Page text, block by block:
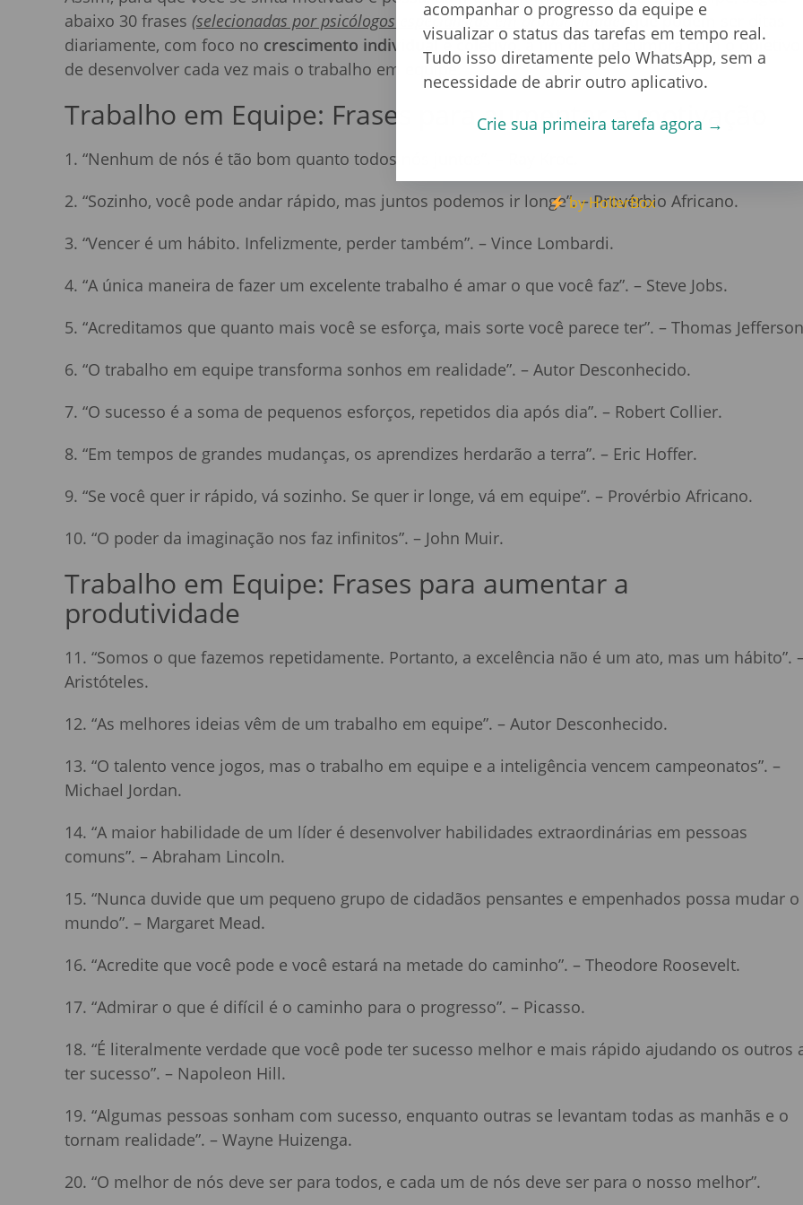
abaixo 30 frases (selecionadas por psicólogos especialistas em produtividade)que podem ser ditas
diariamente, com foco no crescimento individual e coletivo, a fim de que cumpra com o objetivo
de desenvolver cada vez mais o trabalho em equipe.
Trabalho em Equipe: Frases para aumentar a motivação
1. “Nenhum de nós é tão bom quanto todos nós juntos”. – Ray Kroc.
2. “Sozinho, você pode andar rápido, mas juntos podemos ir longe”. – Provérbio Africano.
3. “Vencer é um hábito. Infelizmente, perder também”. – Vince Lombardi.
4. “A única maneira de fazer um excelente trabalho é amar o que você faz”. – Steve Jobs.
5. “Acreditamos que quanto mais você se esforça, mais sorte você parece ter”. – Thomas
6. “O trabalho em equipe transforma sonhos em realidade”. – Autor Desconhecido.
7. “O sucesso é a soma de pequenos esforços, repetidos dia após dia”. – Robert Collier.
8. “Em tempos de grandes mudanças, os aprendizes herdarão a terra”. – Eric Hoffer.
9. “Se você quer ir rápido, vá sozinho. Se quer ir longe, vá em equipe”. – Provérbio Africano.
10. “O poder da imaginação nos faz infinitos”. – John Muir.
Trabalho em Equipe: Frases para aumentar a
produtividade
11. “Somos o que fazemos repetidamente. Portanto, a excelência não é um ato, mas um hábito”.
Aristóteles.
12. “As melhores ideias vêm de um trabalho em equipe”. – Autor Desconhecido.
13. “O talento vence jogos, mas o trabalho em equipe e a inteligência vencem campeonatos”. –
Michael Jordan.
14. “A maior habilidade de um líder é desenvolver habilidades extraordinárias em pessoas
comuns”. – Abraham Lincoln.
15. “Nunca duvide que um pequeno grupo de cidadãos pensantes e empenhados possa mudar o
mundo”. – Margaret Mead.
16. “Acredite que você pode e você estará na metade do caminho”. – Theodore Roosevelt.
17. “Admirar o que é difícil é o caminho para o progresso”. – Picasso.
18. “É literalmente verdade que você pode ter sucesso melhor e mais rápido ajudando os outros
ter sucesso”. – Napoleon Hill.
19. “Algumas pessoas sonham com sucesso, enquanto outras se levantam todas as manhãs e o
tornam realidade”. – Wayne Huizenga.
20. “O melhor de nós deve ser para todos, e cada um de nós deve ser para o nosso melhor”.
acompanhar o progresso da equipe e
visualizar o status das tarefas em tempo real.
Tudo isso diretamente pelo WhatsApp, sem a
necessidade de abrir outro aplicativo.
Crie sua primeira tarefa agora →
by HollerBox